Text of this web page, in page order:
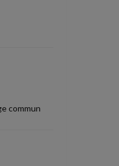
commun